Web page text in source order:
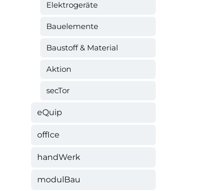
Elektrogeräte
Bauelemente
Baustoff & Material
Aktion
secTor
eQuip
offIce
handWerk
modulBau